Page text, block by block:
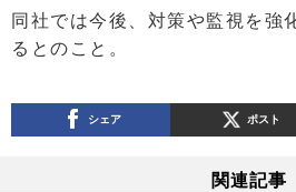
同社では今後、対策や監視を強
るとのこと。
シェア ポスト
関連記事